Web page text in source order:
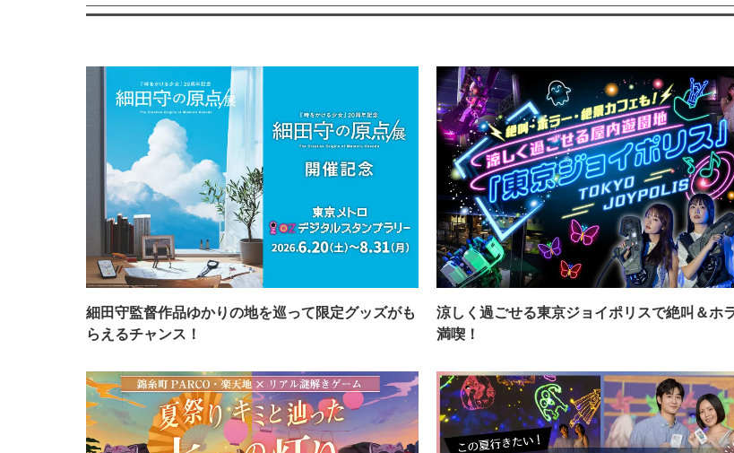
細田守監督作品ゆかりの地を巡って限定グッズがも
らえるチャンス！
涼しく過ごせる東京ジョイポリスで絶叫＆ホ
満喫！